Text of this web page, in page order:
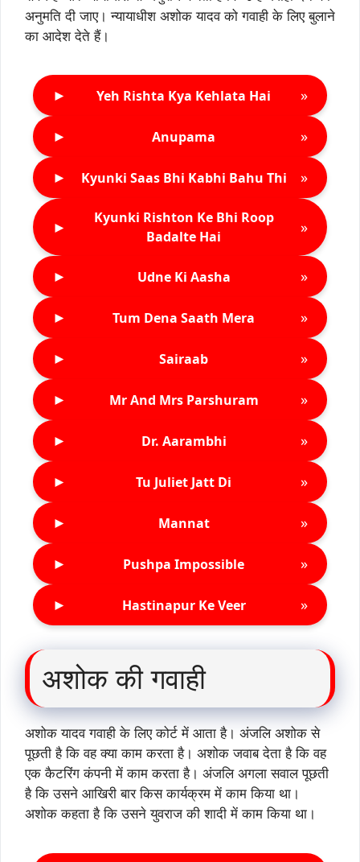
अनुमति दी जाए। न्यायाधीश अशोक यादव को गवाही के लिए बुलाने
का आदेश देते हैं।
► Yeh Rishta Kya Kehlata Hai »
► Anupama »
► Kyunki Saas Bhi Kabhi Bahu Thi »
►
Kyunki Rishton Ke Bhi Roop
Badalte Hai
»
► Udne Ki Aasha »
► Tum Dena Saath Mera »
► Sairaab »
► Mr And Mrs Parshuram »
► Dr. Aarambhi »
► Tu Juliet Jatt Di »
► Mannat »
► Pushpa Impossible »
► Hastinapur Ke Veer »
अशोक की गवाही
अशोक यादव गवाही के लिए कोर्ट में आता है। अंजलि अशोक से
पूछती है कि वह क्या काम करता है। अशोक जवाब देता है कि वह
एक कैटरिंग कंपनी में काम करता है। अंजलि अगला सवाल पूछती
है कि उसने आखिरी बार किस कार्यक्रम में काम किया था।
अशोक कहता है कि उसने युवराज की शादी में काम किया था।